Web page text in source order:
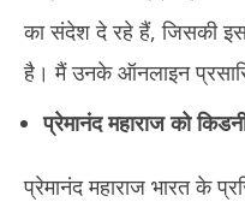
का संदेश दे रहे हैं, जिसकी
है। मैं उनके ऑनलाइन
प्रेमानंद महाराज को
प्रेमानंद महाराज भारत के